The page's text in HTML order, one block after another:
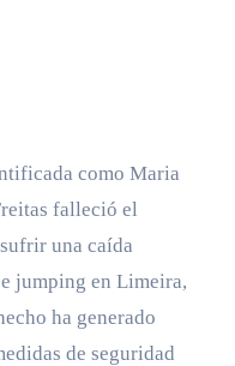
como Maria
falleció el
una caída
jumping en Limeira,
ha generado
de seguridad